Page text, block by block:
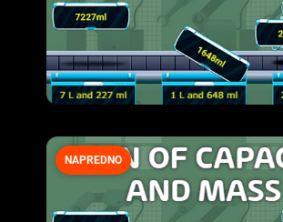
NAPREDNO